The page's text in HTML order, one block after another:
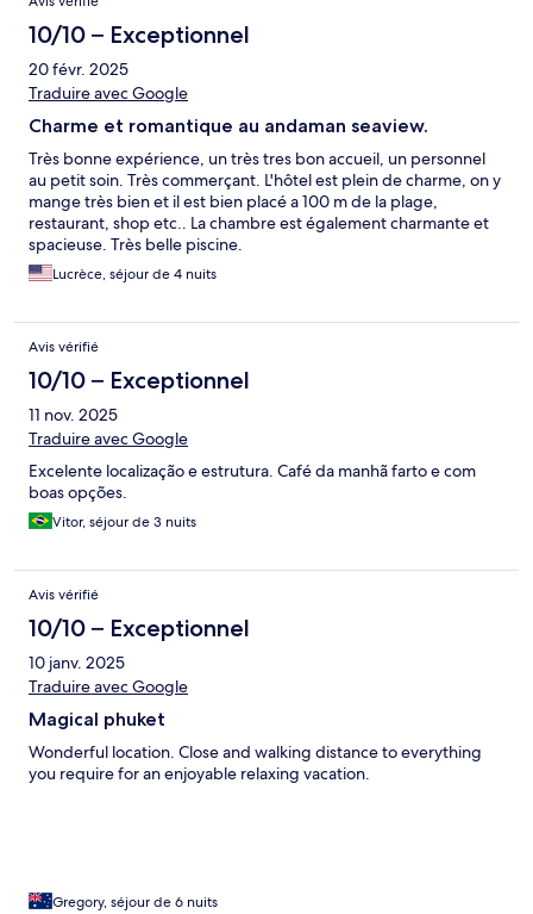
10/10 – Exceptionnel
20 févr. 2025
Traduire avec Google
Charme et romantique au andaman seaview.
Très bonne expérience, un très tres bon accueil, un personnel
au petit soin. Très commerçant. L'hôtel est plein de charme, on y
mange très bien et il est bien placé a 100 m de la plage,
restaurant, shop etc.. La chambre est également charmante et
spacieuse. Très belle piscine.
Lucrèce, séjour de 4 nuits
Avis vérifié
10/10 – Exceptionnel
11 nov. 2025
Traduire avec Google
Excelente localização e estrutura. Café da manhã farto e com
boas opções.
Vitor, séjour de 3 nuits
Avis vérifié
10/10 – Exceptionnel
10 janv. 2025
Traduire avec Google
Magical phuket
Wonderful location. Close and walking distance to everything
you require for an enjoyable relaxing vacation.
Gregory, séjour de 6 nuits